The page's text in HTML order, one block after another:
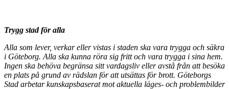
Trygg stad för alla
Alla som lever, verkar eller vistas i staden ska vara trygga och säkra
i Göteborg. Alla ska kunna röra sig fritt och vara trygga i sina hem.
Ingen ska behöva begränsa sitt vardagsliv eller avstå från att besöka
en plats på grund av rädslan för att utsättas för brott. Göteborgs
Stad arbetar kunskapsbaserat mot aktuella läges- och problembilder